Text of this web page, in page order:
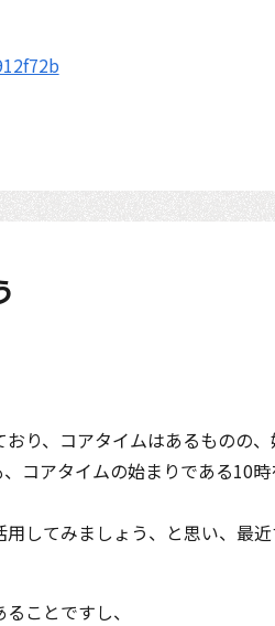
り、コアタイムはあるものの
コアタイムの始まりである10
してみましょう、と思い、最
ことですし、